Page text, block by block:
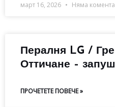
март 16, 2026 Няма
Пералня LG /
Оттичане –
ПРОЧЕТЕТЕ ПОВЕЧЕ »